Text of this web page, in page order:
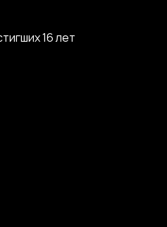
16 лет